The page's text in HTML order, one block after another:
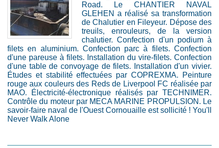
Road. Le CHANTIER NAVAL
GLEHEN a réalisé sa transformation
de Chalutier en Fileyeur. Dépose des
treuils, enrouleurs, de la version
chalutier. Confection d'un podium à
filets en aluminium. Confection parc à filets. Confection
d'une pareuse à filets. Installation du vire-filets. Confection
d'une table de convoyage de filets. Installation d'un vivier.
Études et stabilité effectuées par COPREXMA. Peinture
rouge aux couleurs des Reds de Liverpool FC réalisée par
MAO. Électricité-électronique réalisés par TECHNIMER.
Contrôle du moteur par MECA MARINE PROPULSION. Le
savoir-faire naval de l'Ouest Cornouaille est sollicité ! You'll
Never Walk Alone